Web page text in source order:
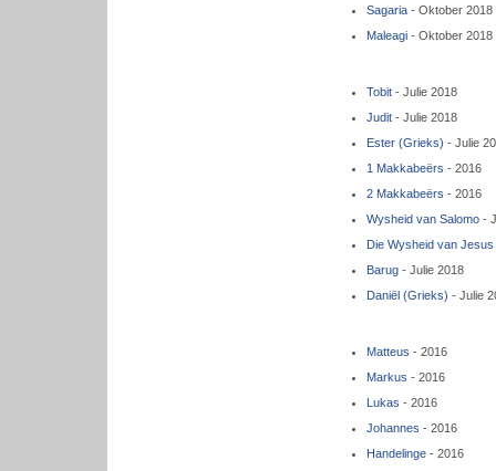
Sagaria- Oktober 2018
Maleagi- Oktober 2018
Tobit- Julie 2018
Judit- Julie 2018
Ester (Grieks) - Julie
1 Makkabeërs - 2016
2 Makkabeërs - 2016
Wysheid van Salomo-
Die Wysheid van Jesus
Barug- Julie 2018
Daniël (Grieks) - Julie
Matteus - 2016
Markus - 2016
Lukas - 2016
Johannes - 2016
Handelinge- 2016